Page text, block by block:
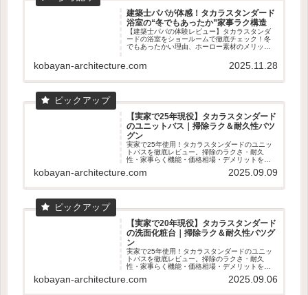
建築士パパが体感！タカラスタンダード
浴室の“冬でもあったか”家事ラク構造
【建築士パパの体験レビュー】タカラスタンダ
ードの浴室をショールームで徹底チェック！冬
でもあったかい理由、ホーロー素材のメリッ
で詳しく解説。寒いお風呂を快適にしたい人必
見のPR記事です。
kobayan-architecture.com 2025.11.28
【実家で25年現役】タカラスタンダード
のユニットバス｜掃除ラク＆耐久性バツ
グン
実家で25年使用！タカラスタンダードのユニッ
トバスを徹底レビュー。掃除のラクさ・耐久
性・家事らく機能・価格相場・デメリットを数
kobayan-architecture.com 2025.09.09
【実家で20年現役】タカラスタンダード
の洗面化粧台｜掃除ラク＆耐久性バツグ
ン
実家で25年使用！タカラスタンダードのユニッ
トバスを徹底レビュー。掃除のラクさ・耐久
性・家事らく機能・価格相場・デメリットを数
kobayan-architecture.com 2025.09.06